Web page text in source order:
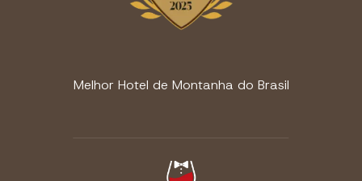
Melhor Hotel de Montanha do Brasil